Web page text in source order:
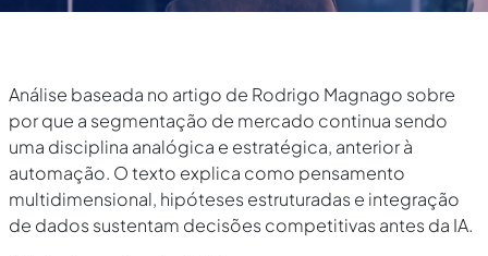
Análise baseada no artigo de Rodrigo Magnago sobre
por que a segmentação de mercado continua sendo
uma disciplina analógica e estratégica, anterior à
automação. O texto explica como pensamento
multidimensional, hipóteses estruturadas e integração
de dados sustentam decisões competitivas antes da IA.